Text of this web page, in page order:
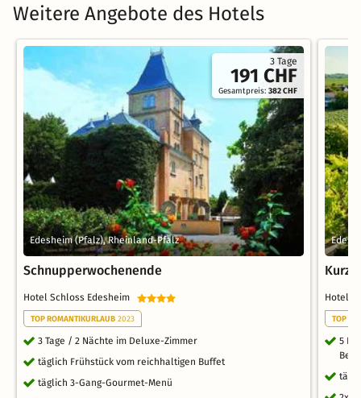
Weitere Angebote des Hotels
3 Tage
191 CHF
Gesamtpreis:382 CHF
Edesheim (Pfalz), Rheinland-Pfalz
Schnupperwochenende
Hotel Schloss Edesheim
TOP ROMANTIKURLAUB 2023
3 Tage / 2 Nächte im Deluxe-Zimmer
täglich Frühstück vom reichhaltigen Buffet
täglich 3-Gang-Gourmet-Menü
Hotel
TOP
5